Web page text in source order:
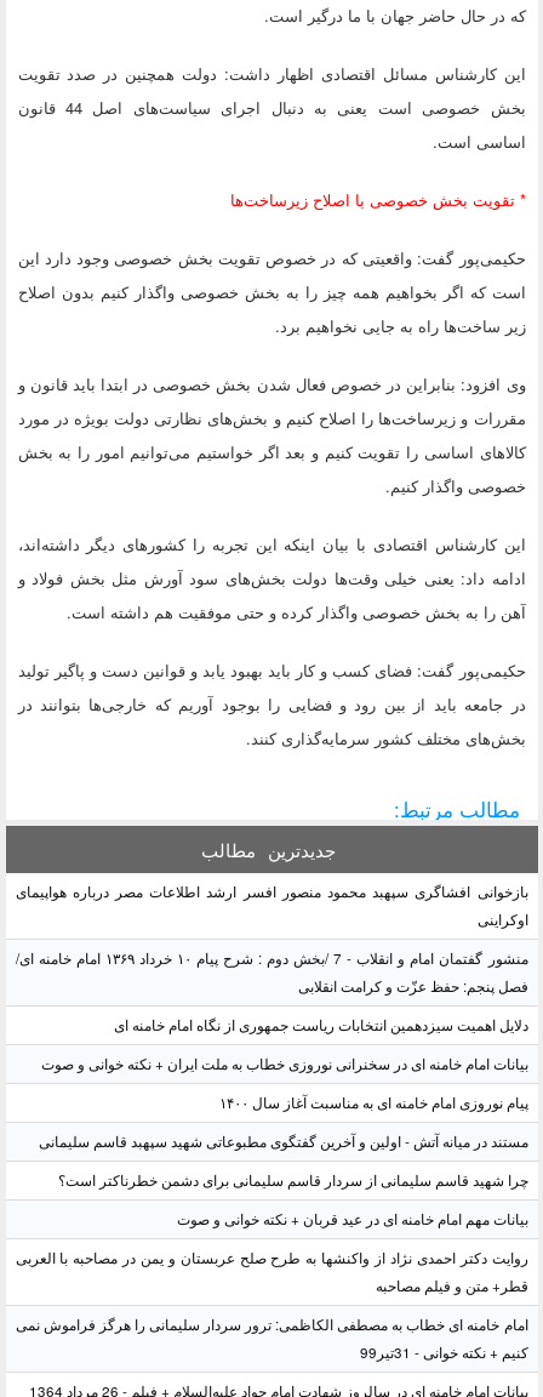
که در حال حاضر جهان با ما درگیر است.
این کارشناس مسائل اقتصادی اظهار داشت: دولت همچنین در صدد تقویت
بخش خصوصی است یعنی به دنبال اجرای سیاست‌های اصل 44 قانون
اساسی است.
* تقویت بخش خصوصی با اصلاح زیرساخت‌ها
حکیمی‌پور گفت: واقعیتی که در خصوص تقویت بخش خصوصی وجود دارد این
است که اگر بخواهیم همه چیز را به بخش خصوصی واگذار کنیم بدون اصلاح
زیر ساخت‌ها راه به جایی نخواهیم برد.
وی افزود: بنابراین در خصوص فعال شدن بخش خصوصی در ابتدا باید قانون و
مقررات و زیرساخت‌ها را اصلاح کنیم و بخش‌های نظارتی دولت بویژه در مورد
کالاهای اساسی را تقویت کنیم و بعد اگر خواستیم می‌توانیم امور را به بخش
خصوصی واگذار کنیم.
این کارشناس اقتصادی با بیان اینکه این تجربه را کشورهای دیگر داشته‌اند،
ادامه داد: یعنی خیلی وقت‌ها دولت بخش‌های سود آورش مثل بخش فولاد و
آهن را به بخش خصوصی واگذار کرده و حتی موفقیت هم داشته است.
حکیمی‌پور گفت: فضای کسب و کار باید بهبود یابد و قوانین دست و پاگیر تولید
در جامعه باید از بین رود و فضایی را بوجود آوریم که خارجی‌ها بتوانند در
بخش‌های مختلف کشور سرمایه‌گذاری کنند.
مطالب مرتبط:
جدیدترین مطالب
بازخوانی افشاگری سپهبد محمود منصور افسر ارشد اطلاعات مصر درباره هواپیمای
اوکراینی
منشور گفتمان امام و انقلاب - 7 /بخش دوم : شرح پیام ۱۰ خرداد ۱۳۶۹ امام خامنه ای/
فصل پنجم: حفظ عزّت و کرامت انقلابی
دلایل اهمیت سیزدهمین انتخابات ریاست جمهوری از نگاه امام خامنه ای
بیانات امام خامنه ای در سخنرانی نوروزی خطاب به ملت ایران + نکته خوانی و صوت
پیام نوروزی امام خامنه ای به مناسبت آغاز سال ۱۴۰۰
مستند در میانه آتش - اولین و آخرین گفتگوی مطبوعاتی شهید سپهبد قاسم سلیمانی
چرا شهید قاسم سلیمانی از سردار قاسم سلیمانی برای دشمن خطرناکتر است؟
بیانات مهم امام خامنه ای در عید قربان + نکته خوانی و صوت
روایت دکتر احمدی نژاد از واکنشها به طرح صلح عربستان و یمن در مصاحبه با العربی
قطر+ متن و فیلم مصاحبه
امام خامنه ای خطاب به مصطفی الکاظمی: ترور سردار سلیمانی را هرگز فراموش نمی
کنیم + نکته خوانی - 31تیر99
بیانات امام خامنه ای در سالروز شهادت امام جواد علیه‌السلام + فیلم - 26 مرداد 1364